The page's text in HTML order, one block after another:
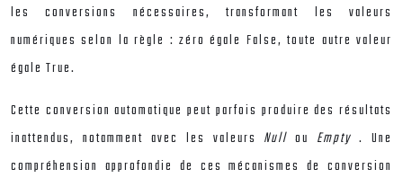
les conversions nécessaires, transformant les valeurs
numériques selon la règle : zéro égale False, toute autre valeur
égale True.
Cette conversion automatique peut parfois produire des résultats
inattendus, notamment avec les valeurs Nullou Empty. Une
compréhension approfondie de ces mécanismes de conversion